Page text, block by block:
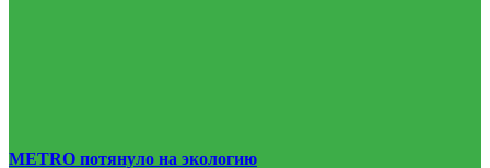
METRO потянуло на экологию